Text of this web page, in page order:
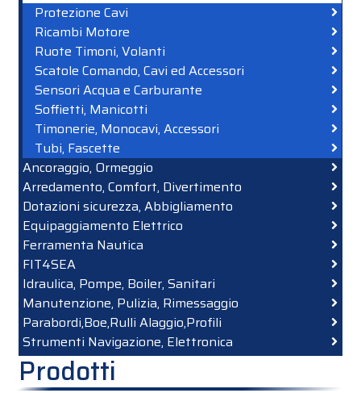
Protezione Cavi
Ricambi Motore
Ruote Timoni, Volanti
Scatole Comando, Cavi ed Accessori
Sensori Acqua e Carburante
Soffietti, Manicotti
Timonerie, Monocavi, Accessori
Tubi, Fascette
Ancoraggio, Ormeggio
Arredamento, Comfort, Divertimento
Dotazioni sicurezza, Abbigliamento
Equipaggiamento Elettrico
Ferramenta Nautica
FIT4SEA
Idraulica, Pompe, Boiler, Sanitari
Manutenzione, Pulizia, Rimessaggio
Parabordi,Boe,Rulli Alaggio,Profili
Strumenti Navigazione, Elettronica
Prodotti